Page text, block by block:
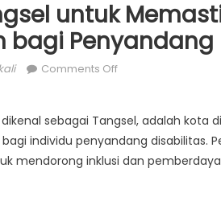
untuk
bagi
Comments Offon
untuk
Memastikan
Kesetaraan
sebagai Tangsel, adalah kota
individu penyandang disabilitas.
mendorong inklusi dan